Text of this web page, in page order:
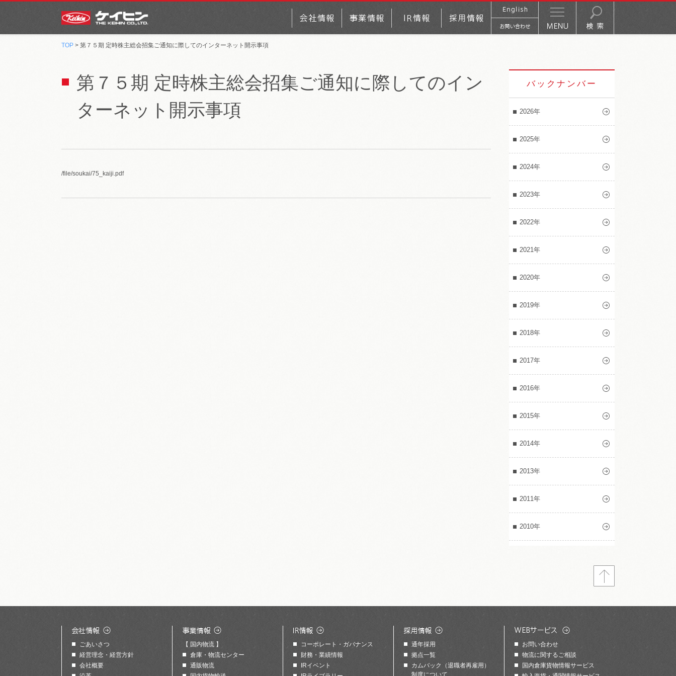
TOP > 第７５期 定時株主総会招集ご通知に際してのインターネット開示事項
第７５期 定時株主総会招集ご通知に際してのイン
ターネット開示事項
/file/soukai/75_kaiji.pdf
バックナンバー
2026年
2025年
2024年
2023年
2022年
2021年
2020年
2019年
2018年
2017年
2016年
2015年
2014年
2013年
2011年
2010年
ごあいさつ
経営理念・経営方針
会社概要
【 国内物流 】
倉庫・物流センター
通販物流
コーポレート・ガバナンス
財務・業績情報
IRイベント
通年採用
拠点一覧
カムバック（退職者再雇用）
制度について
お問い合わせ
物流に関するご相談
国内倉庫貨物情報サービス